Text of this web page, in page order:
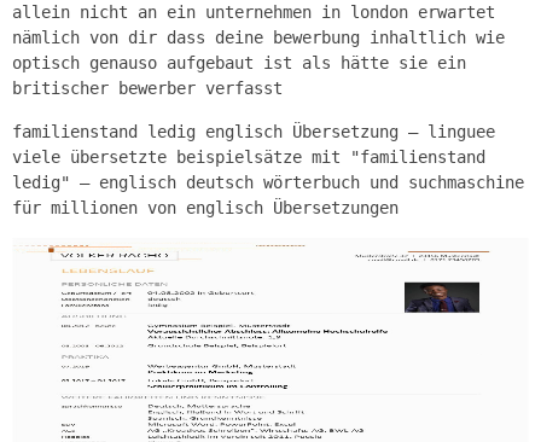
allein nicht an ein unternehmen in london erwartet
nämlich von dir dass deine bewerbung inhaltlich wie
optisch genauso aufgebaut ist als hätte sie ein
britischer bewerber verfasst
familienstand ledig englisch Übersetzung – linguee
viele übersetzte beispielsätze mit "familienstand
ledig" – englisch deutsch wörterbuch und suchmaschine
für millionen von englisch Übersetzungen